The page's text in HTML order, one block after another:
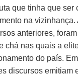
que tinha que ser
na vizinhança.
anteriores,
chá nas quais a
do país.
discursos emitiam